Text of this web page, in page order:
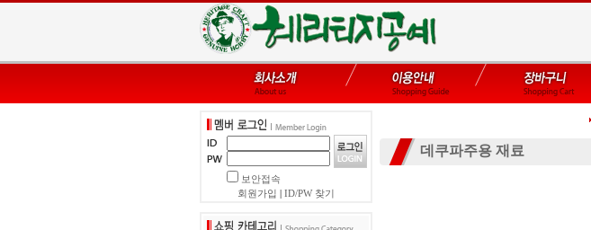
보안접속
회원가입
ID/PW 찾기
데쿠파주용 재료